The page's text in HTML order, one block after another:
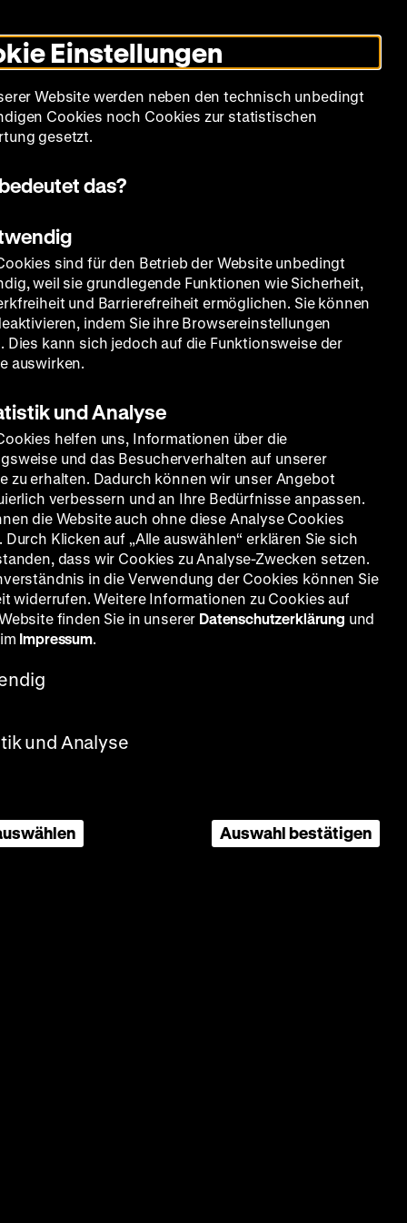
Modus
umschalten
zum
Deutschen
Historischen
in
Deutscher
zum
Deutschen
Historischen
in
Leichter
Sammlung Bildung Museum
zu
Einstellungen
Website werden neben den technisch unbedingt
Cookies noch Cookies zur statistischen
gesetzt.
das?
sind für den Betrieb der Website unbedingt
weil sie grundlegende Funktionen wie Sicherheit,
und Barrierefreiheit ermöglichen. Sie können
indem Sie ihre Browsereinstellungen
Dies kann sich jedoch auf die Funktionsweise der
auswirken.
und Analyse
helfen uns, Informationen über die
und das Besucherverhalten auf unserer
zu erhalten. Dadurch können wir unser Angebot
verbessern und an Ihre Bedürfnisse anpassen.
die Website auch ohne diese Analyse Cookies
Durch Klicken auf „Alle auswählen“ erklären Sie sich
dass wir Cookies zu Analyse-Zwecken setzen.
in die Verwendung der Cookies können Sie
widerrufen. Weitere Informationen zu Cookies auf
finden Sie in unserer Datenschutzerklärung und
Impressum.
und Analyse
Auswahl bestätigen